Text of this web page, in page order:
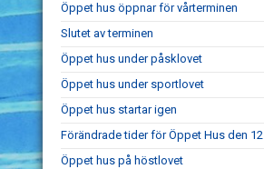
Öppet hus öppnar för vårterminen
Slutet av terminen
Öppet hus under påsklovet
Öppet hus under sportlovet
Öppet hus startar igen
Förändrade tider för Öppet Hus den
Öppet hus på höstlovet